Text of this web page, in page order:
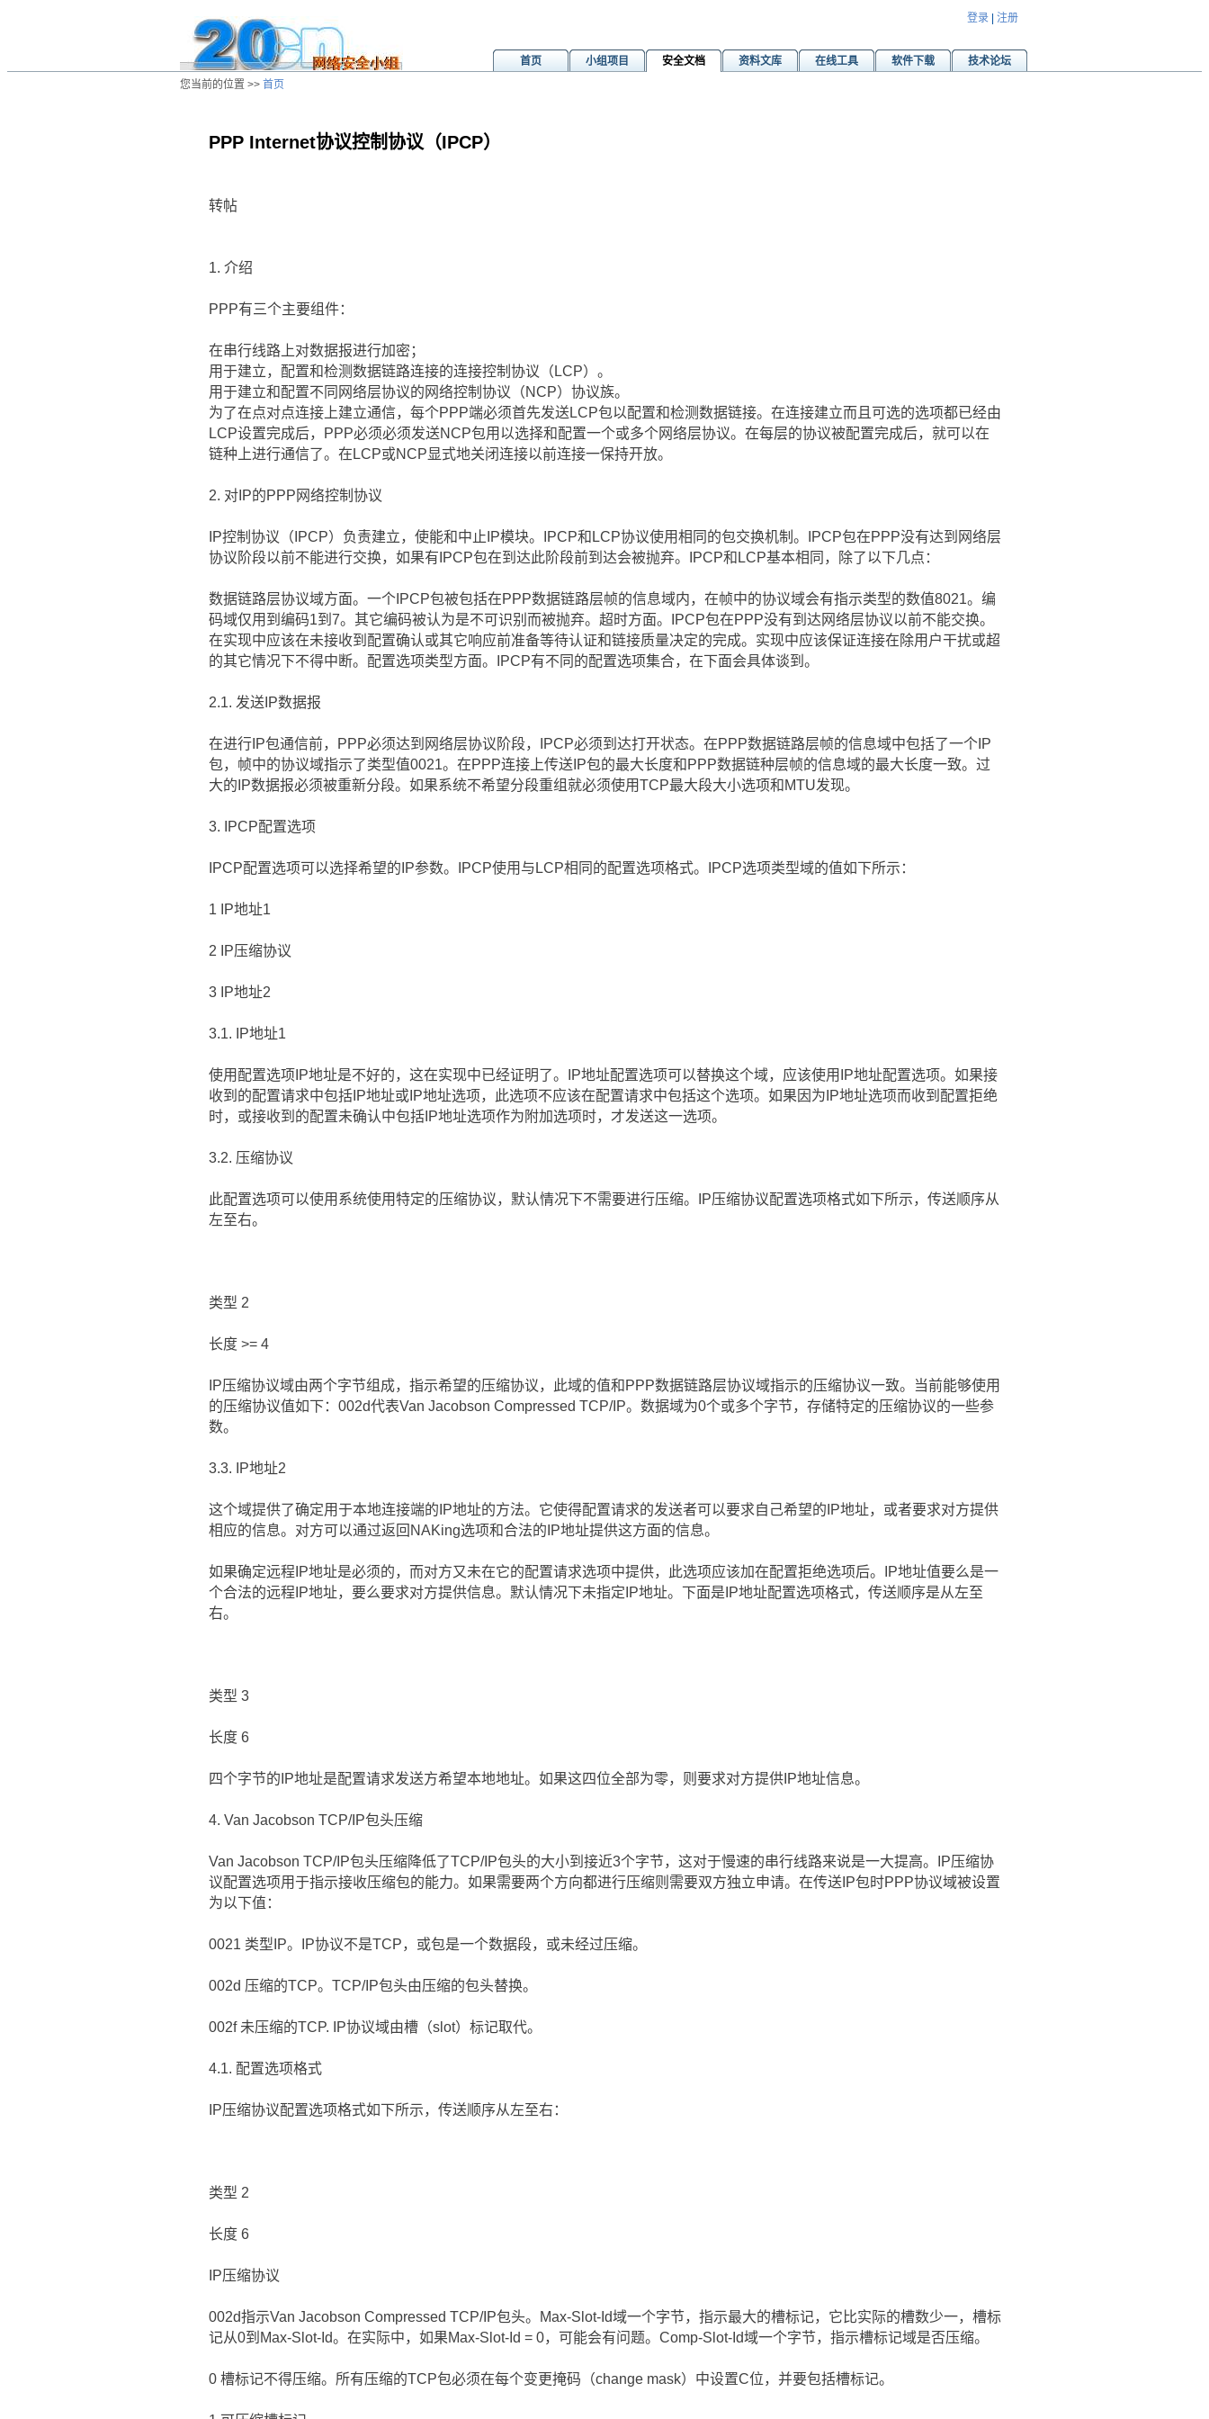
登录 注册
首页 小组项目 安全文档 资料文库 在线工具 软件下载
技术论坛
您当前的位置 >> 首页
PPP Internet协议控制协议（IPCP）
转帖
1. 介绍
PPP有三个主要组件：
在串行线路上对数据报进行加密；
用于建立，配置和检测数据链路连接的连接控制协议（LCP）。
用于建立和配置不同网络层协议的网络控制协议（NCP）协议族。
为了在点对点连接上建立通信，每个PPP端必须首先发送LCP包以配置和检测数据链接。在连接建立而且可选的选项都已经由
LCP设置完成后，PPP必须必须发送NCP包用以选择和配置一个或多个网络层协议。在每层的协议被配置完成后，就可以在
链种上进行通信了。在LCP或NCP显式地关闭连接以前连接一保持开放。
2. 对IP的PPP网络控制协议
IP控制协议（IPCP）负责建立，使能和中止IP模块。IPCP和LCP协议使用相同的包交换机制。IPCP包在PPP没有达到网络层
协议阶段以前不能进行交换，如果有IPCP包在到达此阶段前到达会被抛弃。IPCP和LCP基本相同，除了以下几点：
数据链路层协议域方面。一个IPCP包被包括在PPP数据链路层帧的信息域内，在帧中的协议域会有指示类型的数值8021。编
码域仅用到编码1到7。其它编码被认为是不可识别而被抛弃。超时方面。IPCP包在PPP没有到达网络层协议以前不能交换。
在实现中应该在未接收到配置确认或其它响应前准备等待认证和链接质量决定的完成。实现中应该保证连接在除用户干扰或超
的其它情况下不得中断。配置选项类型方面。IPCP有不同的配置选项集合，在下面会具体谈到。
2.1. 发送IP数据报
在进行IP包通信前，PPP必须达到网络层协议阶段，IPCP必须到达打开状态。在PPP数据链路层帧的信息域中包括了一个IP
包，帧中的协议域指示了类型值0021。在PPP连接上传送IP包的最大长度和PPP数据链种层帧的信息域的最大长度一致。过
大的IP数据报必须被重新分段。如果系统不希望分段重组就必须使用TCP最大段大小选项和MTU发现。
3. IPCP配置选项
IPCP配置选项可以选择希望的IP参数。IPCP使用与LCP相同的配置选项格式。IPCP选项类型域的值如下所示：
1 IP地址1
2 IP压缩协议
3 IP地址2
3.1. IP地址1
使用配置选项IP地址是不好的，这在实现中已经证明了。IP地址配置选项可以替换这个域，应该使用IP地址配置选项。如果接
收到的配置请求中包括IP地址或IP地址选项，此选项不应该在配置请求中包括这个选项。如果因为IP地址选项而收到配置拒绝
时，或接收到的配置未确认中包括IP地址选项作为附加选项时，才发送这一选项。
3.2. 压缩协议
此配置选项可以使用系统使用特定的压缩协议，默认情况下不需要进行压缩。IP压缩协议配置选项格式如下所示，传送顺序从
左至右。
类型 2
长度 >= 4
IP压缩协议域由两个字节组成，指示希望的压缩协议，此域的值和PPP数据链路层协议域指示的压缩协议一致。当前能够使用
的压缩协议值如下：002d代表Van Jacobson Compressed TCP/IP。数据域为0个或多个字节，存储特定的压缩协议的一些参
数。
3.3. IP地址2
这个域提供了确定用于本地连接端的IP地址的方法。它使得配置请求的发送者可以要求自己希望的IP地址，或者要求对方提供
相应的信息。对方可以通过返回NAKing选项和合法的IP地址提供这方面的信息。
如果确定远程IP地址是必须的，而对方又未在它的配置请求选项中提供，此选项应该加在配置拒绝选项后。IP地址值要么是一
个合法的远程IP地址，要么要求对方提供信息。默认情况下未指定IP地址。下面是IP地址配置选项格式，传送顺序是从左至
右。
类型 3
长度 6
四个字节的IP地址是配置请求发送方希望本地地址。如果这四位全部为零，则要求对方提供IP地址信息。
4. Van Jacobson TCP/IP包头压缩
Van Jacobson TCP/IP包头压缩降低了TCP/IP包头的大小到接近3个字节，这对于慢速的串行线路来说是一大提高。IP压缩协
议配置选项用于指示接收压缩包的能力。如果需要两个方向都进行压缩则需要双方独立申请。在传送IP包时PPP协议域被设置
为以下值：
0021 类型IP。IP协议不是TCP，或包是一个数据段，或未经过压缩。
002d 压缩的TCP。TCP/IP包头由压缩的包头替换。
002f 未压缩的TCP. IP协议域由槽（slot）标记取代。
4.1. 配置选项格式
IP压缩协议配置选项格式如下所示，传送顺序从左至右：
类型 2
长度 6
IP压缩协议
002d指示Van Jacobson Compressed TCP/IP包头。Max-Slot-Id域一个字节，指示最大的槽标记，它比实际的槽数少一，槽标
记从0到Max-Slot-Id。在实际中，如果Max-Slot-Id = 0，可能会有问题。Comp-Slot-Id域一个字节，指示槽标记域是否压缩。
0 槽标记不得压缩。所有压缩的TCP包必须在每个变更掩码（change mask）中设置C位，并要包括槽标记。